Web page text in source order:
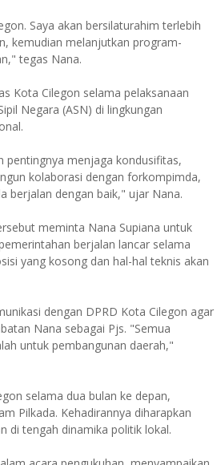
Saya akan bersilaturahim terlebih
kemudian melanjutkan program-
tegas Nana.
Kota Cilegon selama pelaksanaan
Negara (ASN) di lingkungan
pentingnya menjaga kondusifitas,
kolaborasi dengan forkompimda,
berjalan dengan baik," ujar Nana.
meminta Nana Supiana untuk
berjalan lancar selama
yang kosong dan hal-hal teknis akan
dengan DPRD Kota Cilegon agar
Nana sebagai Pjs. "Semua
untuk pembangunan daerah,"
selama dua bulan ke depan,
Pilkada. Kehadirannya diharapkan
di tengah dinamika politik lokal.